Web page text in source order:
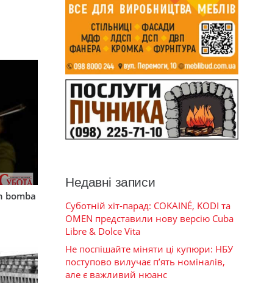
bomba
Недавні записи
Суботній хіт-парад: COKAINÉ, KODI та
OMEN представили нову версію Cuba
Libre & Dolce Vita
Не поспішайте міняти ці купюри: НБУ
поступово вилучає п’ять номіналів,
але є важливий нюанс